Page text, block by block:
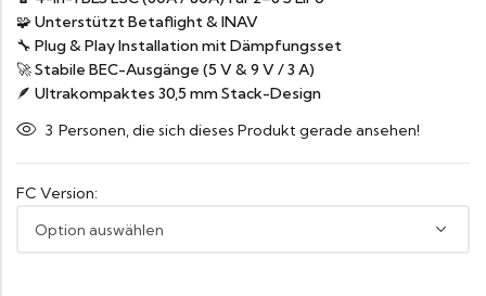
🧩 Unterstützt Betaflight & INAV
🔧 Plug & Play Installation mit Dämpfungsset
🚀 Stabile BEC-Ausgänge (5 V & 9 V / 3 A)
🪶 Ultrakompaktes 30,5 mm Stack-Design
3 Personen, die sich dieses Produkt gerade ansehen!
FC Version: